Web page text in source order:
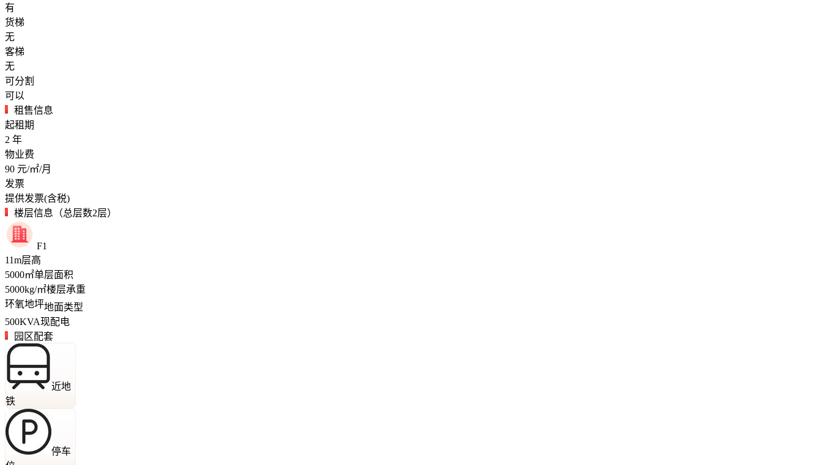
有
货梯
无
客梯
无
可分割
可以
租售信息
起租期
2 年
物业费
90 元/㎡/月
发票
提供发票(含税)
楼层信息（总层数2层）
F1
11m层高
5000㎡单层面积
5000kg/㎡楼层承重
环氧地坪地面类型
500KVA现配电
园区配套
近地
铁
停车